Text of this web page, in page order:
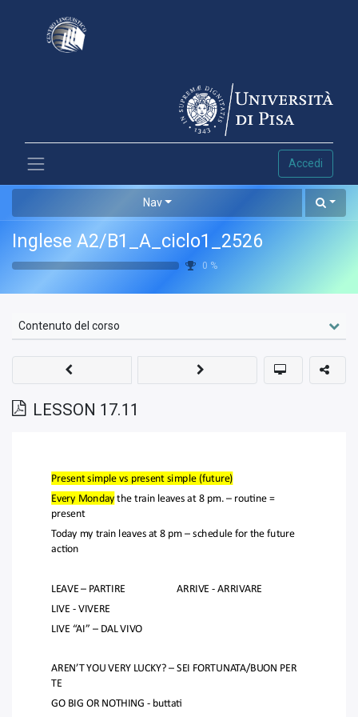
Accedi
Nav
Inglese A2/B1_A_ciclo1_2526
0 %
Contenuto del corso
LESSON 17.11